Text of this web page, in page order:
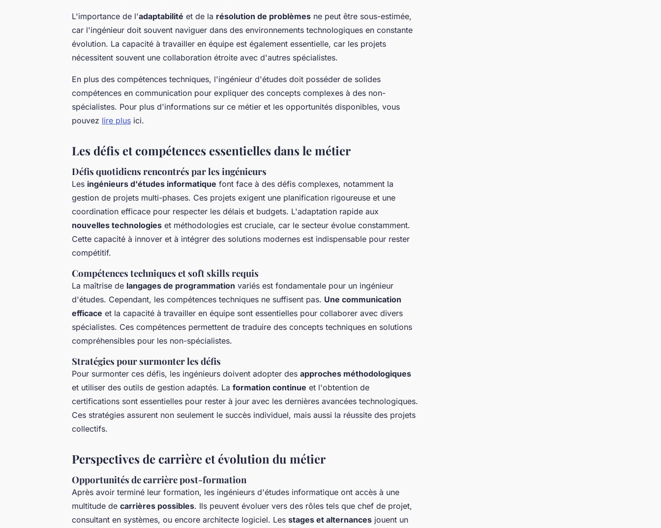
L'importance de l'adaptabilité et de la résolution de problèmes ne peut être sous-estimée,
car l'ingénieur doit souvent naviguer dans des environnements technologiques en constante
évolution. La capacité à travailler en équipe est également essentielle, car les projets
nécessitent souvent une collaboration étroite avec d'autres spécialistes.
En plus des compétences techniques, l'ingénieur d'études doit posséder de solides
compétences en communication pour expliquer des concepts complexes à des non-
spécialistes. Pour plus d'informations sur ce métier et les opportunités disponibles, vous
pouvez lire plus ici.
Les défis et compétences essentielles dans le métier
Défis quotidiens rencontrés par les ingénieurs
Les ingénieurs d'études informatique font face à des défis complexes, notamment la
gestion de projets multi-phases. Ces projets exigent une planification rigoureuse et une
coordination efficace pour respecter les délais et budgets. L'adaptation rapide aux
nouvelles technologies et méthodologies est cruciale, car le secteur évolue constamment.
Cette capacité à innover et à intégrer des solutions modernes est indispensable pour rester
compétitif.
Compétences techniques et soft skills requis
La maîtrise de langages de programmation variés est fondamentale pour un ingénieur
d'études. Cependant, les compétences techniques ne suffisent pas. Une communication
efficace et la capacité à travailler en équipe sont essentielles pour collaborer avec divers
spécialistes. Ces compétences permettent de traduire des concepts techniques en solutions
compréhensibles pour les non-spécialistes.
Stratégies pour surmonter les défis
Pour surmonter ces défis, les ingénieurs doivent adopter des approches méthodologiques
et utiliser des outils de gestion adaptés. La formation continue et l'obtention de
certifications sont essentielles pour rester à jour avec les dernières avancées technologiques.
Ces stratégies assurent non seulement le succès individuel, mais aussi la réussite des projets
collectifs.
Perspectives de carrière et évolution du métier
Opportunités de carrière post-formation
Après avoir terminé leur formation, les ingénieurs d'études informatique ont accès à une
multitude de carrières possibles. Ils peuvent évoluer vers des rôles tels que chef de projet,
consultant en systèmes, ou encore architecte logiciel. Les stages et alternances jouent un